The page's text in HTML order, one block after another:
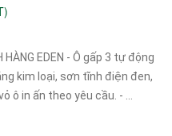
)
HÀNG EDEN - Ô gấp 3 tự động
kim loại, sơn tĩnh điện đen,
ô in ấn theo yêu cầu. - ...